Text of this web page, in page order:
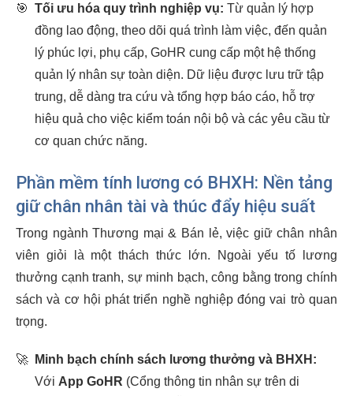
🎯 Tối ưu hóa quy trình nghiệp vụ: Từ quản lý hợp
đồng lao động, theo dõi quá trình làm việc, đến quản
lý phúc lợi, phụ cấp, GoHR cung cấp một hệ thống
quản lý nhân sự toàn diện. Dữ liệu được lưu trữ tập
trung, dễ dàng tra cứu và tổng hợp báo cáo, hỗ trợ
hiệu quả cho việc kiểm toán nội bộ và các yêu cầu từ
cơ quan chức năng.
Phần mềm tính lương có BHXH: Nền tảng
giữ chân nhân tài và thúc đẩy hiệu suất
Trong ngành Thương mại & Bán lẻ, việc giữ chân nhân
viên giỏi là một thách thức lớn. Ngoài yếu tố lương
thưởng cạnh tranh, sự minh bạch, công bằng trong chính
sách và cơ hội phát triển nghề nghiệp đóng vai trò quan
trọng.
🚀
Minh bạch chính sách lương thưởng và BHXH:
Với App GoHR (Cổng thông tin nhân sự trên di